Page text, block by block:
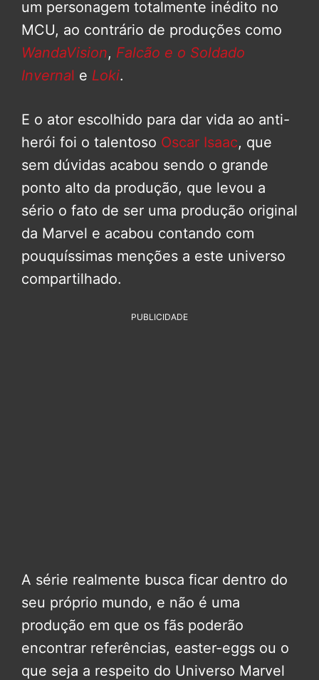
um personagem totalmente inédito no
MCU, ao contrário de produções como
WandaVision, Falcão e o Soldado
Invernal e Loki.
E o ator escolhido para dar vida ao anti-
herói foi o talentoso Oscar Isaac, que
sem dúvidas acabou sendo o grande
ponto alto da produção, que levou a
sério o fato de ser uma produção original
da Marvel e acabou contando com
pouquíssimas menções a este universo
compartilhado.
PUBLICIDADE
A série realmente busca ficar dentro do
seu próprio mundo, e não é uma
produção em que os fãs poderão
encontrar referências, easter-eggs ou o
que seja a respeito do Universo Marvel